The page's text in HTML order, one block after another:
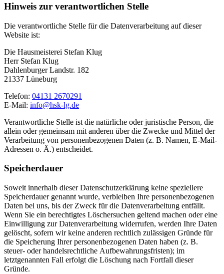
Hinweis zur verantwortlichen Stelle
Die verantwortliche Stelle für die Datenverarbeitung auf dieser
Website ist:
Die Hausmeisterei Stefan Klug
Herr Stefan Klug
Dahlenburger Landstr. 182
21337 Lüneburg
Telefon: 04131 2670291
E-Mail: info@hsk-lg.de
Verantwortliche Stelle ist die natürliche oder juristische Person, die
allein oder gemeinsam mit anderen über die Zwecke und Mittel der
Verarbeitung von personenbezogenen Daten (z. B. Namen, E-Mail-
Adressen o. Ä.) entscheidet.
Speicherdauer
Soweit innerhalb dieser Datenschutzerklärung keine speziellere
Speicherdauer genannt wurde, verbleiben Ihre personenbezogenen
Daten bei uns, bis der Zweck für die Datenverarbeitung entfällt.
Wenn Sie ein berechtigtes Löschersuchen geltend machen oder eine
Einwilligung zur Datenverarbeitung widerrufen, werden Ihre Daten
gelöscht, sofern wir keine anderen rechtlich zulässigen Gründe für
die Speicherung Ihrer personenbezogenen Daten haben (z. B.
steuer- oder handelsrechtliche Aufbewahrungsfristen); im
letztgenannten Fall erfolgt die Löschung nach Fortfall dieser
Gründe.